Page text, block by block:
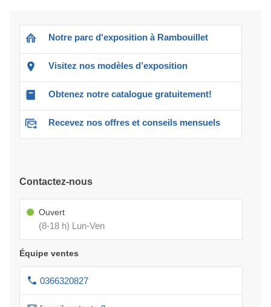
Notre parc d'exposition à Rambouillet
Visitez nos modèles d’exposition
Obtenez notre catalogue gratuitement!
Recevez nos offres et conseils mensuels
Contactez-nous
Ouvert
(8-18 h) Lun-Ven
Équipe ventes
0366320827